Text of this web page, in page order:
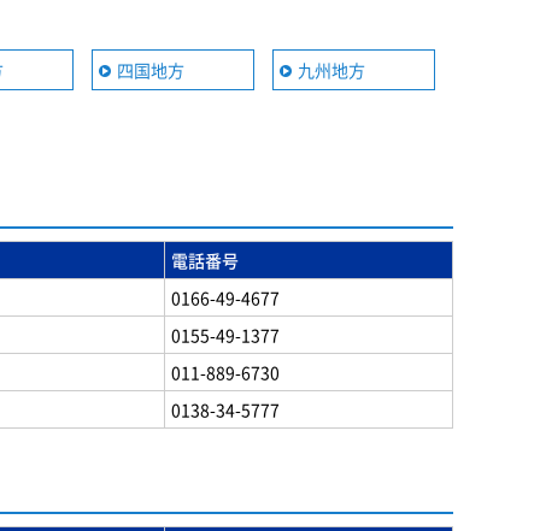
四国地方 九州地方
電話番号
0166-49-4677
0155-49-1377
011-889-6730
0138-34-5777